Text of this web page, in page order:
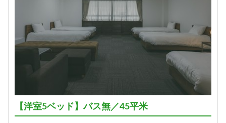
【洋室5ベッド】バス無／45平米